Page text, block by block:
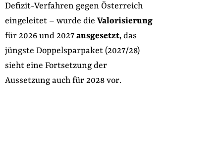
Defizit-Verfahren gegen Österreich
eingeleitet – wurde die Valorisierung
für 2026 und 2027 ausgesetzt, das
jüngste Doppelsparpaket (2027/28)
sieht eine Fortsetzung der
Aussetzung auch für 2028 vor.